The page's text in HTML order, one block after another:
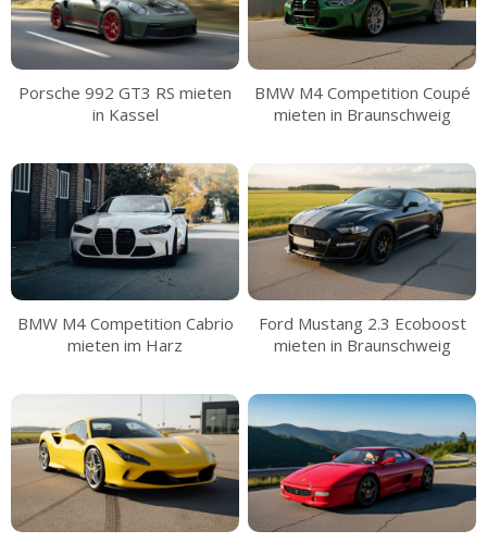
Porsche 992 GT3 RS mieten
in Kassel
BMW M4 Competition Coupé
mieten in Braunschweig
BMW M4 Competition Cabrio
mieten im Harz
Ford Mustang 2.3 Ecoboost
mieten in Braunschweig